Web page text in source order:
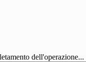
dell'operazione...